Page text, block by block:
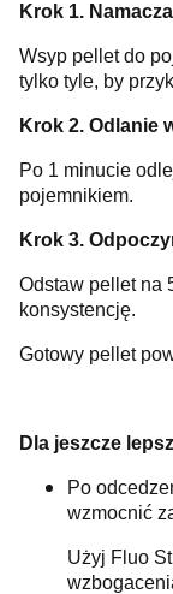
Krok 1.
Wsyp pellet do
tylko tyle, by
Krok 2. Odlanie
Po 1 minucie
pojemnikiem.
Krok 3.
Odstaw pellet na
konsystencję.
Gotowy pellet
Dla jeszcze
Po
wzmocnić
Użyj Fluo